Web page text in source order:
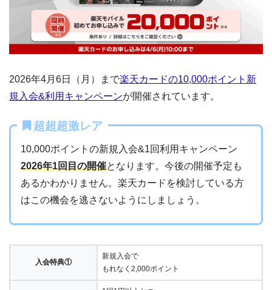
2026年4月6日（月）まで楽天カードの10,000ポイント新
規入会&利用キャンペーンが開催されています。
超超超激レア
10,000ポイントの新規入会&1回利用キャンペーン
2026年1回目の開催となります。今後の開催予定も
あるかわかりません。楽天カードを検討している方
はこの機会を逃さないようにしましょう。
入会特典①
新規入会で
もれなく2,000ポイント